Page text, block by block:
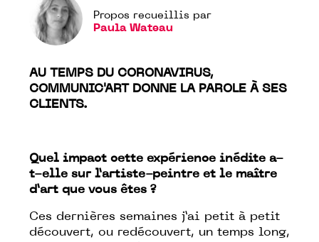
Propos recueillis par
Paula Wateau
AU TEMPS DU CORONAVIRUS,
COMMUNIC'ART DONNE LA PAROLE À SES
CLIENTS.
Quel impact cette expérience inédite a-
t-elle sur l’artiste-peintre et le maître
d’art que vous êtes ?
Ces dernières semaines j’ai petit à petit
découvert, ou redécouvert, un temps long,